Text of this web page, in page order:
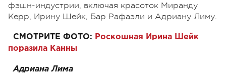
фэшн-индустрии, включая красоток Миранду
Керр, Ирину Шейк, Бар Рафаэли и Адриану Лиму.
СМОТРИТЕ ФОТО: Роскошная Ирина Шейк
поразила Канны
Адриана Лима